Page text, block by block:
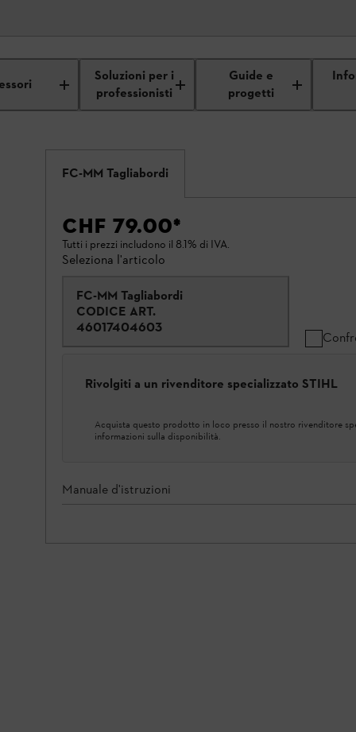
Soluzioni per i
professionisti
Guide e
progetti
FC-MM Tagliabordi
CHF 79.00*
Tutti i prezzi includono il 8.1% di IVA.
Seleziona l'articolo
FC-MM Tagliabordi
CODICE ART.
46017404603
Rivolgiti a un rivenditore specializzato STIHL
Acquista questo prodotto in loco presso il nostro rivenditore
informazioni sulla disponibilità.
Manuale d'istruzioni